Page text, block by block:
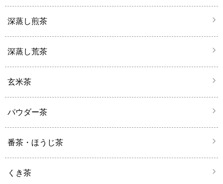
深蒸し煎茶
深蒸し荒茶
玄米茶
パウダー茶
番茶・ほうじ茶
くき茶